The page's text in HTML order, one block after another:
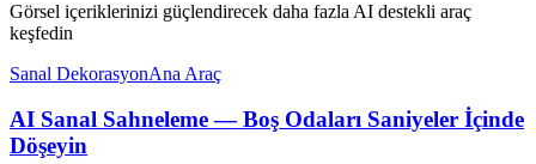
Görsel içeriklerinizi güçlendirecek daha fazla AI destekli araç
keşfedin
Sanal DekorasyonAna Araç
AI Sanal Sahneleme — Boş Odaları Saniyeler İçinde
Döşeyin